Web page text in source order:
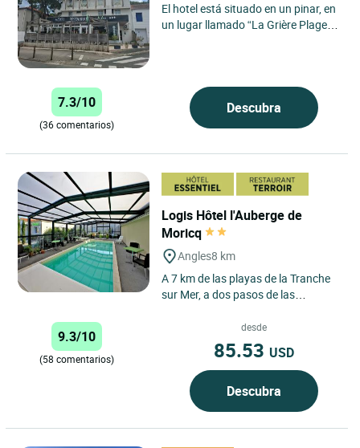
El hotel está situado en un pinar, en
un lugar llamado “La Grière Plage”,
7.3/10
(36 comentarios)
Descubra
Logis Hôtel l'Auberge de
Moricq
Angles8 km
A 7 km de las playas de la Tranche
sur Mer, a dos pasos de las
campo. Le acogemos en un
9.3/10
(58 comentarios)
desde
85.53 USD
Descubra